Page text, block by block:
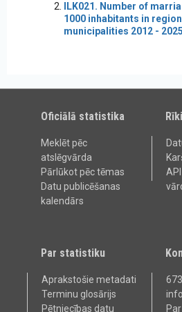
ILK021. Number of
1000 inhabitants in
municipalities 2012 - 2025
Oficiālā statistika
Meklēt pēc
atslēgvārda
Pārlūkot pēc tēmas
Datu publicēšanas
kalendārs
Rīki
Par statistiku
Aprakstošie metadati
Terminu glosārijs
Pētniecības datu